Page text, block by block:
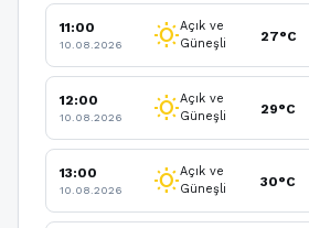
11:00
10.08.2026 wb_sunnyAçık ve
Güneşli
27°C
12:00
10.08.2026 wb_sunnyAçık ve
Güneşli
29°C
13:00
10.08.2026 wb_sunnyAçık ve
Güneşli
30°C